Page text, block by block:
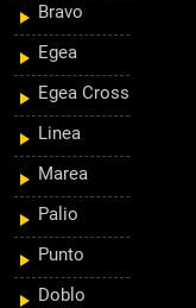
Bravo
Egea
Egea Cross
Linea
Marea
Palio
Punto
Doblo